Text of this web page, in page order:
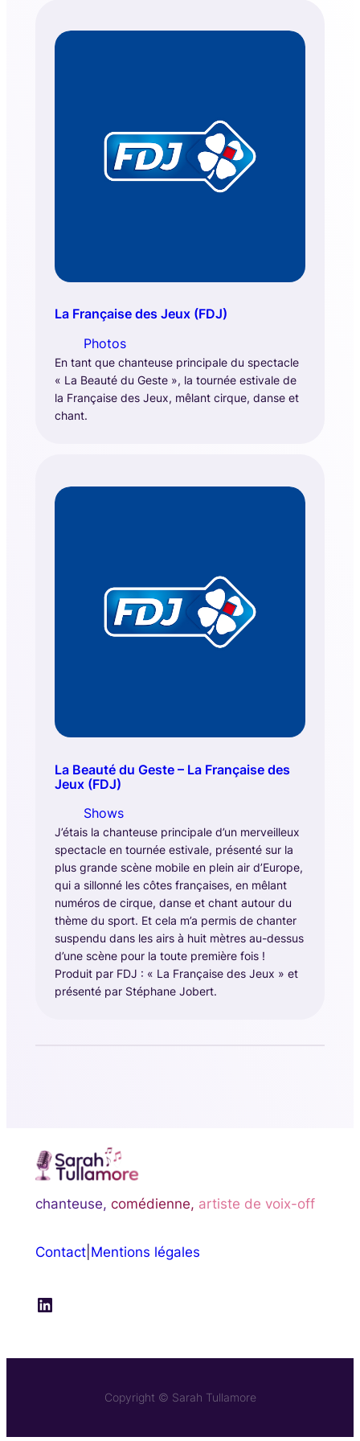
La Française des Jeux (FDJ)
Photos
En tant que chanteuse principale du spectacle
« La Beauté du Geste », la tournée estivale de
la Française des Jeux, mêlant cirque, danse et
chant.
La Beauté du Geste – La Française des
Jeux (FDJ)
Shows
J’étais la chanteuse principale d’un merveilleux
spectacle en tournée estivale, présenté sur la
plus grande scène mobile en plein air d’Europe,
qui a sillonné les côtes françaises, en mêlant
numéros de cirque, danse et chant autour du
thème du sport. Et cela m’a permis de chanter
suspendu dans les airs à huit mètres au-dessus
d’une scène pour la toute première fois !
Produit par FDJ : « La Française des Jeux » et
présenté par Stéphane Jobert.
chanteuse, comédienne, artiste de voix-off
Contact| Mentions légales
LinkedIn
Copyright © Sarah Tullamore